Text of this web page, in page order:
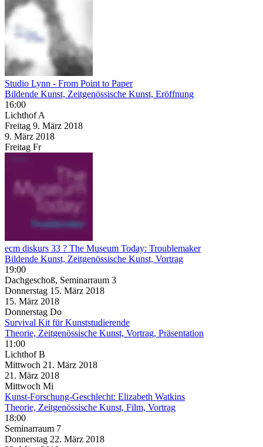
Studio Lynn - From Point to Paper
Bildende Kunst, Zeitgenössische Kunst, Eröffnung
16:00
Lichthof A
Freitag 9. März 2018
9. März 2018
Freitag Fr
ecm diskurs 33 ? The Museum Today: Troublemaker
Bildende Kunst, Zeitgenössische Kunst, Vortrag
19:00
Dachgeschoß, Seminarraum 3
Donnerstag 15. März 2018
15. März 2018
Donnerstag Do
Survival Kit für Kunststudierende
Theorie, Zeitgenössische Kunst, Vortrag, Präsentation
11:00
Lichthof B
Mittwoch 21. März 2018
21. März 2018
Mittwoch Mi
Kunst-Forschung-Geschlecht: Elizabeth Watkins
Theorie, Zeitgenössische Kunst, Film, Vortrag
18:00
Seminarraum 7
Donnerstag 22. März 2018